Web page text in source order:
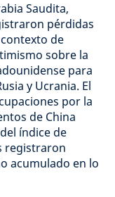
Saudita,
pérdidas
de
sobre la
para
y Ucrania. El
por la
de China
índice de
registraron
acumulado en lo